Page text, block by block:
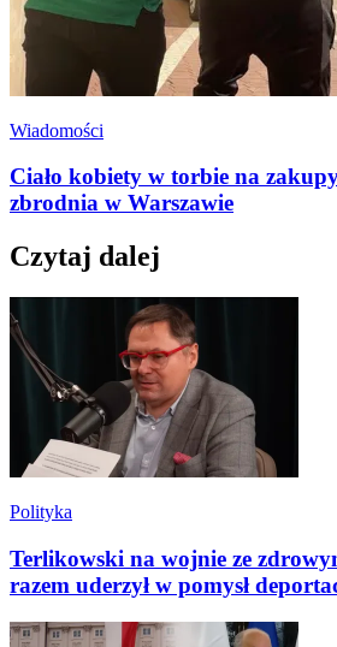
Wiadomości
Ciało kobiety w torbie na
zbrodnia w Warszawie
Czytaj dalej
Polityka
Terlikowski na wojnie ze
razem uderzył w pomysł